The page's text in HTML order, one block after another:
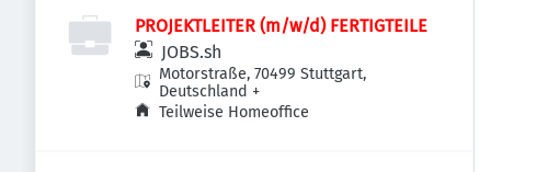
PROJEKTLEITER (m/w/d) FERTIGTEILE
JOBS.sh
Motorstraße, 70499 Stuttgart,
Deutschland +
Teilweise Homeoffice